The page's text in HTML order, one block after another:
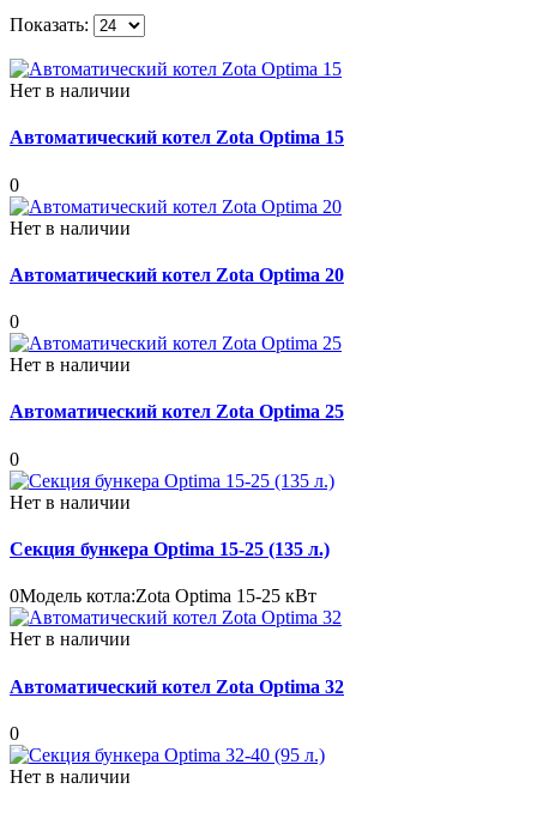
Показать:
Нет в наличии
Автоматический котел Zota Optima 15
0
Нет в наличии
Автоматический котел Zota Optima 20
0
Нет в наличии
Автоматический котел Zota Optima 25
0
Нет в наличии
Секция бункера Optima 15-25 (135 л.)
0Модель котла:Zota Optima 15-25 кВт
Нет в наличии
Автоматический котел Zota Optima 32
0
Нет в наличии